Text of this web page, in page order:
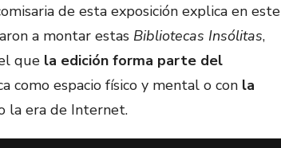
de esta exposición explica en este
a montar estas Bibliotecas Insólitas,
que la edición forma parte del
como espacio físico y mental o con la
la era de Internet.